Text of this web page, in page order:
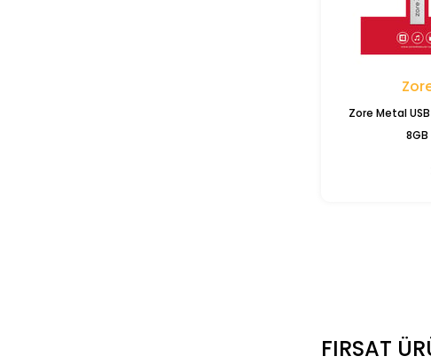
Zore Metal
8GB
FIRSAT